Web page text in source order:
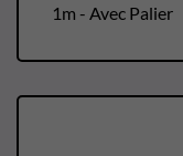
1m - Avec Palier